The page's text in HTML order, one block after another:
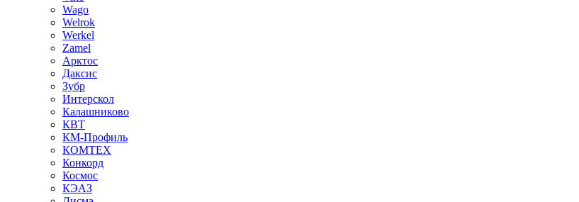
Wago
Welrok
Werkel
Zamel
Арктос
Даксис
Зубр
Интерскол
Калашниково
КВТ
КМ-Профиль
КОМТЕХ
Конкорд
Космос
КЭАЗ